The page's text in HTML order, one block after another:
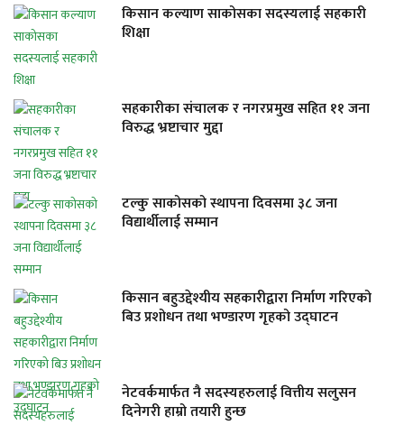
किसान कल्याण साकोसका सदस्यलाई सहकारी
शिक्षा
सहकारीका संचालक र नगरप्रमुख सहित ११ जना
विरुद्ध भ्रष्टाचार मुद्दा
टल्कु साकोसको स्थापना दिवसमा ३८ जना
विद्यार्थीलाई सम्मान
किसान बहुउद्देश्यीय सहकारीद्वारा निर्माण गरिएको
बिउ प्रशोधन तथा भण्डारण गृहको उद्घाटन
नेटवर्कमार्फत नै सदस्यहरुलाई वित्तीय सलुसन
दिनेगरी हाम्रो तयारी हुन्छ